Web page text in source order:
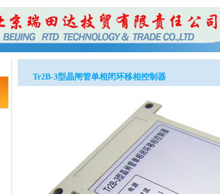
Tr2B-3型晶闸管单相闭环移相控制器